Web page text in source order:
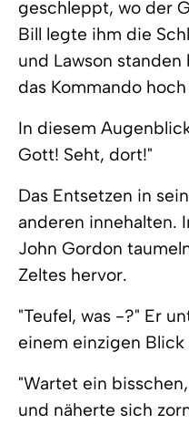
geschleppt, wo der
Bill legte ihm die
und Lawson
das Kommando
In diesem
Gott! Seht, dort!"
Das Entsetzen in
anderen innehalten.
John Gordon
Zeltes hervor.
"Teufel, was -?" Er
einem einzigen
"Wartet ein
und näherte sich